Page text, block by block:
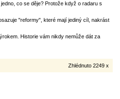
co se děje? Protože když o radaru s
"reformy", které mají jediný cíl, nakrást
Historie vám nikdy nemůže dát za
Zhlédnuto 2249 x